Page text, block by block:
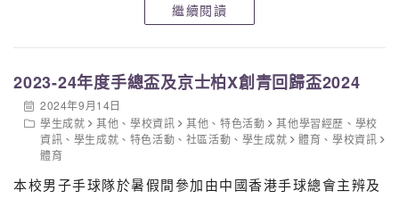
會傳統精神。
繼續閱讀
2023-24年度手總盃及京士柏X創青回歸盃2024
2024年9月14日
學生成就
其他 、學校資訊 其他 、特色活動 其他學習經歷 、 學校
資訊 、 學生成就 、 特色活動 、 社區活動 、 學生成就 體育 、 學校資訊
體育
本校男子手球隊於暑假間參加由中國香港手球總會主辨及